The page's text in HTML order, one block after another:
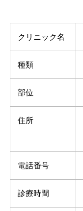
クリニック名
種類
部位
住所
電話番号
診療時間